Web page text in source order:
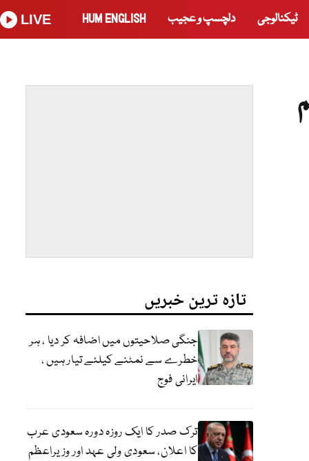
ٹیکنالوجی دلچسپ و عجیب HUM ENGLISH
LIVE
تازہ ترین خبریں
جنگی صلاحیتوں میں اضافہ کر دیا ، ہر
خطرے سے نمٹنے کیلئے تیار ہیں ،
ایرانی فوج
ترک صدر کا ایک روزہ دورہ سعودی عرب
کا اعلان، سعودی ولی عہد اور وزیراعظم